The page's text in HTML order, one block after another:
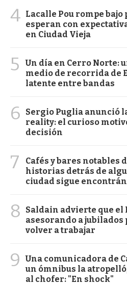
4 Lacalle Pou rompe
esperan con
en Ciudad Vieja
5
Un día en Cerro Norte:
medio de recorrida de
latente entre bandas
6
Sergio Puglia anunció
reality: el curioso
decisión
7
Cafés y bares notables
historias detrás de
ciudad sigue
8
Saldain advierte que el
asesorando a
volver a trabajar
9
Una comunicadora de
un ómnibus la
al chofer: "En shock"